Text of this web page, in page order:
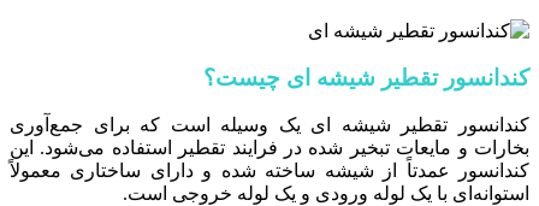
کندانسور تقطیر شیشه ای چیست؟
کندانسور تقطیر شیشه ای یک وسیله است که برای جمع‌آوری
بخارات و مایعات تبخیر شده در فرایند تقطیر استفاده می‌شود. این
کندانسور عمدتاً از شیشه ساخته شده و دارای ساختاری معمولاً
استوانه‌ای با یک لوله ورودی و یک لوله خروجی است.